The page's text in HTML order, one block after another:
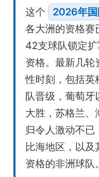
这个
2026年国
各大洲的资格赛
42支球队锁定
资格。最新几轮
性时刻，包括英
队晋级，葡萄牙
大胜，苏格兰、
归令人激动不
比海地区，以
资格的非洲球队。